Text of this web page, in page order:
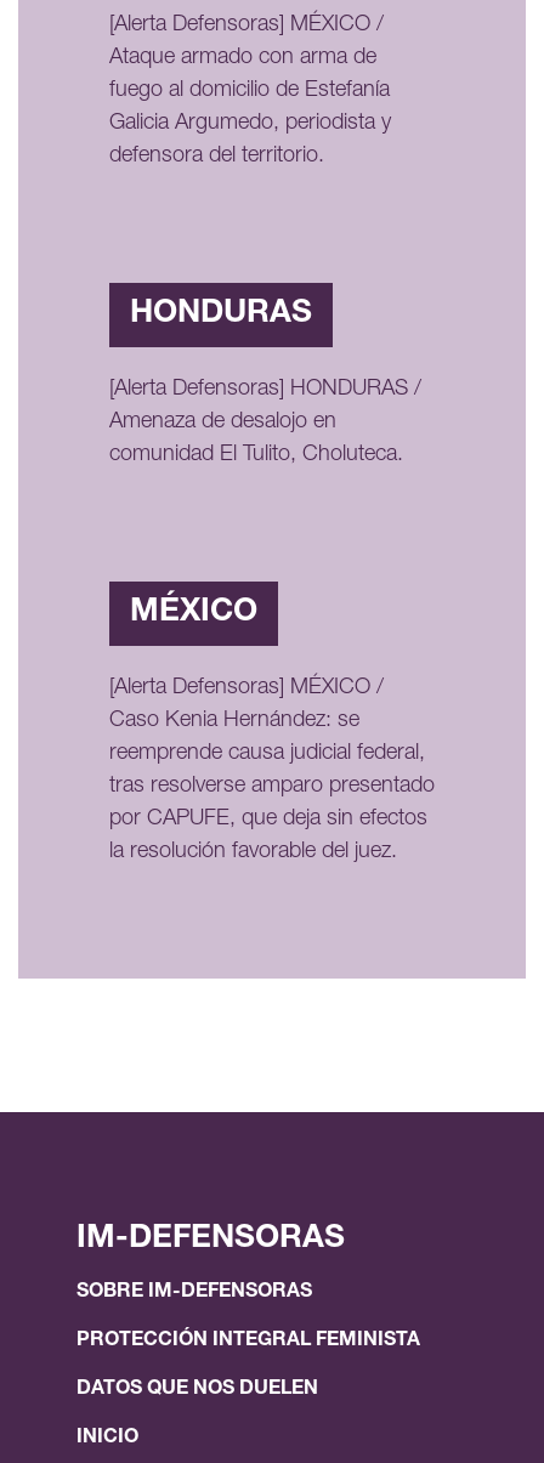
[Alerta Defensoras] MÉXICO /
Ataque armado con arma de
fuego al domicilio de Estefanía
Galicia Argumedo, periodista y
defensora del territorio.
HONDURAS
[Alerta Defensoras] HONDURAS /
Amenaza de desalojo en
comunidad El Tulito, Choluteca.
MÉXICO
[Alerta Defensoras] MÉXICO /
Caso Kenia Hernández: se
reemprende causa judicial federal,
tras resolverse amparo presentado
por CAPUFE, que deja sin efectos
la resolución favorable del juez.
IM-DEFENSORAS
SOBRE IM-DEFENSORAS
PROTECCIÓN INTEGRAL FEMINISTA
DATOS QUE NOS DUELEN
INICIO